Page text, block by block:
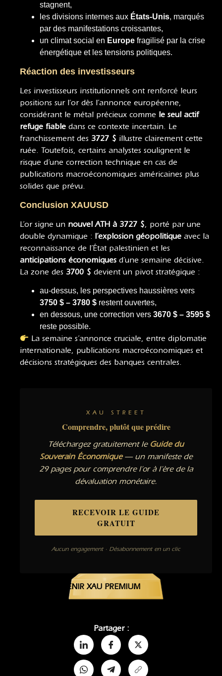
stagnent,
les divisions internes aux États-Unis, marqués
par des manifestations croissantes,
un climat social en Europe fragilisé par la crise
énergétique et les tensions politiques.
Réaction des investisseurs
Les investisseurs institutionnels ont renforcé leurs
positions sur l’or dès l’annonce européenne,
considérant le métal précieux comme le seul actif
refuge fiable dans ce contexte incertain. Le
franchissement des 3727 $ illustre clairement cette
ruée. Toutefois, certains analystes soulignent le
risque d’une correction technique en cas de
publications macroéconomiques américaines plus
solides que prévu.
Conclusion XAUUSD
L’or signe un nouvel ATH à 3727 $, porté par une
double dynamique : l’explosion géopolitique avec la
reconnaissance de l’État palestinien et les
anticipations économiques d’une semaine décisive.
La zone des 3700 $ devient un pivot stratégique :
au-dessus, les perspectives haussières vers
3750 $ – 3780 $ restent ouvertes,
en dessous, une correction vers 3670 $ – 3595 $
reste possible.
La semaine s’annonce cruciale, entre diplomatie
internationale, publications macroéconomiques et
décisions stratégiques des banques centrales.
XAU STREET
Comprendre, plutôt que prédire
Téléchargez gratuitement le Guide du
Souverain Économique— un manifeste de
29 pages pour comprendre l’or à l’ère de la
dévaluation monétaire.
RECEVOIR LE GUIDE
GRATUIT
Aucun engagement · Désabonnement en un clic
DEVENIR XAU PREMIUM
Partager :